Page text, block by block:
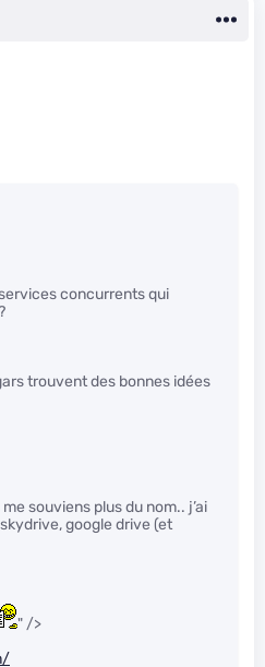
services concurrents qui
trouvent des bonnes idées
souviens plus du nom.. j’ai
google drive (et
" />